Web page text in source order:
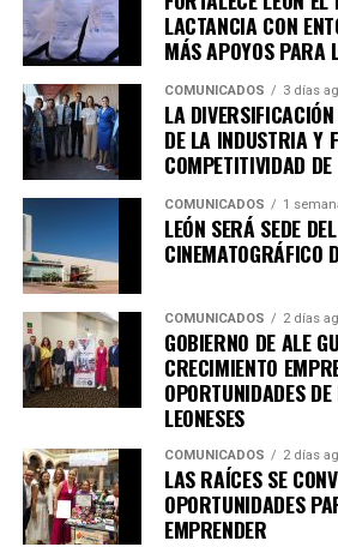
Pública, CANACO Servytur León,
Iberoamericana León, Universidad
CANACINTRA León y el
Campus León, fortaleciendo el
entre gobierno, academia, iniciativa
Municipal de Planeación de León
compromiso con la participación
planeación estratégica como
fundamentales para construir una
competitiva, sostenible, incluyente
retos de las próximas décadas.
LACTANCIA CON
MÁS APOYOS PARA
COMUNICADOS 3 días
LA
DE LA INDUSTRIA Y
COMPETITIVIDAD DE
COMUNICADOS 1
LEÓN SERÁ SEDE
CINEMATOGRÁFICO
COMUNICADOS 2 días
GOBIERNO DE ALE
CRECIMIENTO
OPORTUNIDADES
LEONESES
COMUNICADOS 2 días
LAS RAÍCES SE
OPORTUNIDADES
EMPRENDER